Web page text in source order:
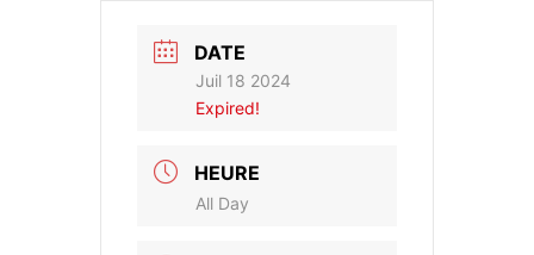
DATE
Juil 18 2024
Expired!
HEURE
All Day